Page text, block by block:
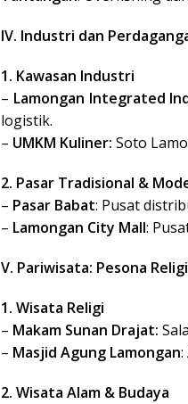
IV. Industri dan
1. Kawasan Industri
– Lamongan Integrated
logistik.
– UMKM Kuliner: Soto
2. Pasar Tradisional &
– Pasar Babat: Pusat
– Lamongan City Mall:
V. Pariwisata: Pesona
1. Wisata Religi
– Makam Sunan Drajat:
– Masjid Agung Lamongan
2. Wisata Alam & Budaya